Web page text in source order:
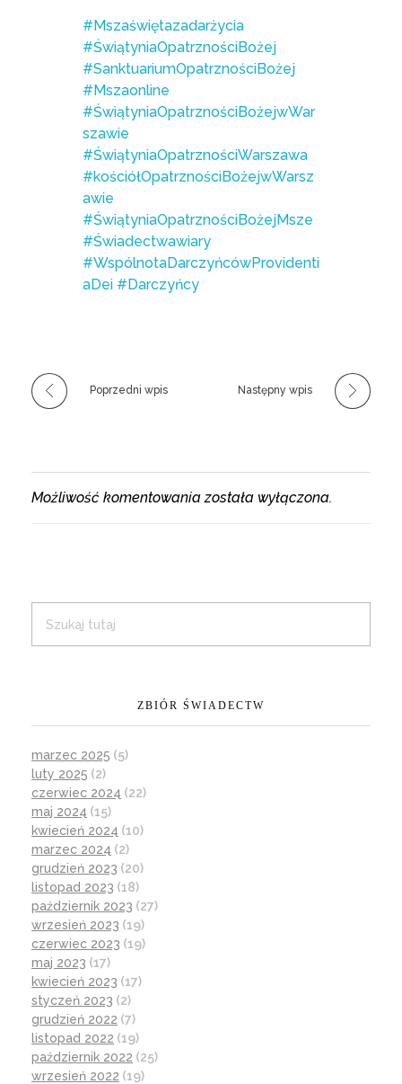
#Mszaświętazadarżycia
#ŚwiątyniaOpatrznościBożej
#SanktuariumOpatrznościBożej
#Mszaonline
#ŚwiątyniaOpatrznościBożejwWar
szawie
#ŚwiątyniaOpatrznościWarszawa
#kościółOpatrznościBożejwWarsz
awie
#ŚwiątyniaOpatrznościBożejMsze
#Świadectwawiary
#WspólnotaDarczyńcówProvidenti
aDei #Darczyńcy
Poprzedni wpis Następny wpis
Możliwość komentowania została wyłączona.
ZBIÓR ŚWIADECTW
marzec 2025 (5)
luty 2025 (2)
czerwiec 2024 (22)
maj 2024 (15)
kwiecień 2024 (10)
marzec 2024 (2)
grudzień 2023 (20)
listopad 2023 (18)
październik 2023 (27)
wrzesień 2023 (19)
czerwiec 2023 (19)
maj 2023 (17)
kwiecień 2023 (17)
styczeń 2023 (2)
grudzień 2022 (7)
listopad 2022 (19)
październik 2022 (25)
wrzesień 2022 (19)